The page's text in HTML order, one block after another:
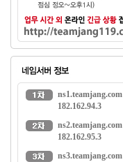
ns1.teamjang.com
182.162.94.3
ns2.teamjang.com
182.162.95.3
ns3.teamjang.com